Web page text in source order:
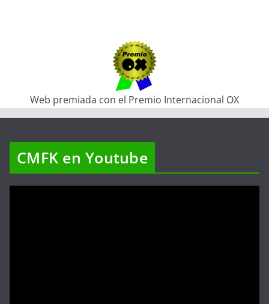
Web premiada con el Premio Internacional OX
CMFK en Youtube